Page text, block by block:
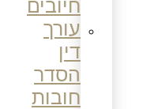
חיובים
עורך
דין
הסדר
חובות